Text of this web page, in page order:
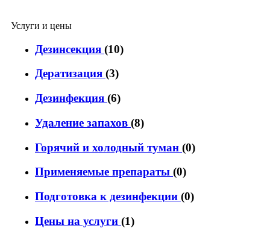
Услуги и цены
Дезинсекция (10)
Дератизация (3)
Дезинфекция (6)
Удаление запахов (8)
Горячий и холодный туман (0)
Применяемые препараты (0)
Подготовка к дезинфекции (0)
Цены на услуги (1)